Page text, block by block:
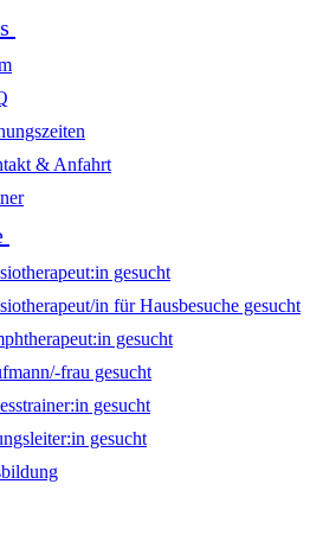
& Anfahrt
gesucht
in für Hausbesuche gesucht
gesucht
frau gesucht
gesucht
gesucht